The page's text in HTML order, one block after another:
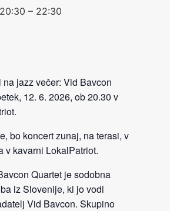
– 22:30
jazz večer: Vid Bavcon
12. 6. 2026, ob 20.30 v
bo koncert zunaj, na terasi, v
v kavarni LokalPatriot.
Quartet je sodobna
iz Slovenije, ki jo vodi
Vid Bavcon. Skupino